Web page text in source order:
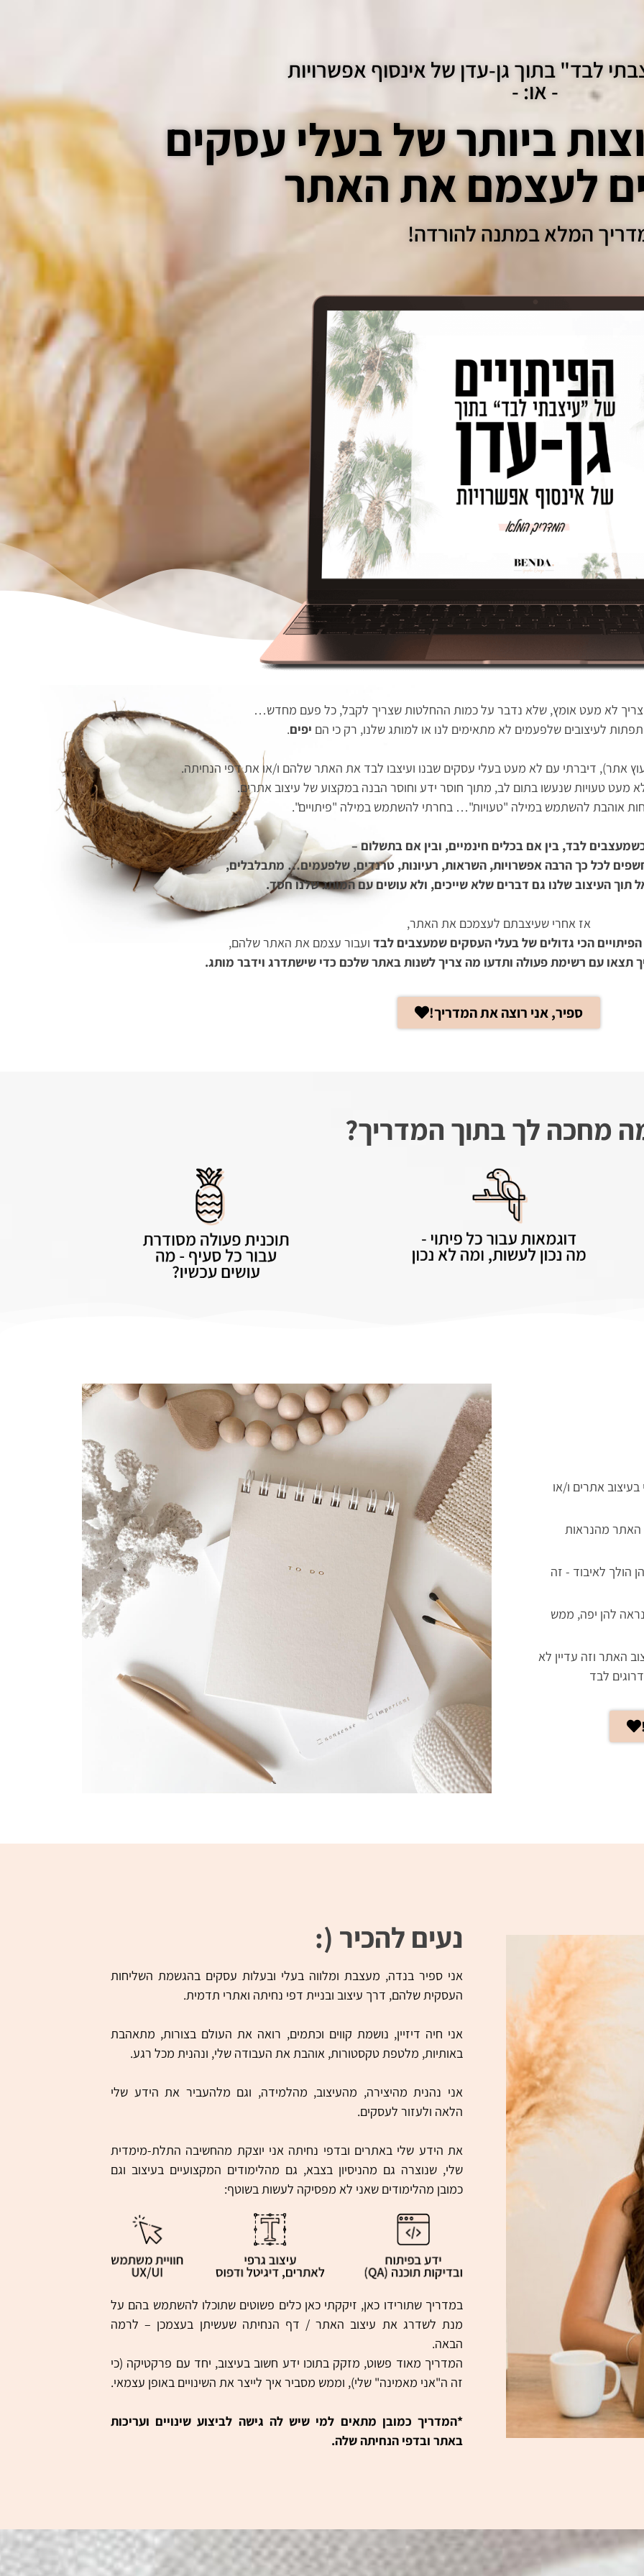
לבד" בתוך גן-עדן של אינסוף אפשרויות
- או: -
ביותר של בעלי עסקים
לעצמם את האתר
המלא במתנה להורדה!
צריך לא מעט אומץ, שלא נדבר על כמות ההחלטות שצריך לקבל, כל פעם מחדש…
לעיצובים שלפעמים לא מתאימים לנו או למותג שלנו, רק כי הם יפים.
ייעוץ אתר), דיברתי עם לא מעט בעלי עסקים שבנו ועיצבו לבד את האתר שלהם ו/או את דפי הנחיתה.
מעט טעויות שנעשו בתום לב, מתוך חוסר ידע וחוסר הבנה במקצוע של עיצוב אתרים.
פחות אוהבת להשתמש במילה "טעויות"… בחרתי להשתמש במילה "פיתויים".
לבד, בין אם בכלים חינמיים, ובין אם בתשלום –
לכל כך הרבה אפשרויות, השראות, רעיונות, טרנדים, שלפעמים… מתבלבלים,
תוך העיצוב שלנו גם דברים שלא שייכים, ולא עושים עם המותג שלנו חסד.
אז אחרי שעיצבתם לעצמכם את האתר,
הכי גדולים של בעלי העסקים שמעצבים לבד ועבור עצמם את האתר שלהם,
תצאו עם רשימת פעולה ותדעו מה צריך לשנות באתר שלכם כדי שישתדרג וידבר מותג.
ספיר, אני רוצה את המדריך!
מחכה לך בתוך המדריך?
אתרים ו/או
האתר מהנראות
הולך לאיבוד - זה
להן יפה, ממש
האתר וזה עדיין לא
לבד
נעים להכיר (:
אני ספיר בנדה, מעצבת ומלווה בעלי ובעלות עסקים בהגשמת השליחות
העסקית שלהם, דרך עיצוב ובניית דפי נחיתה ואתרי תדמית.
אני חיה דיזיין, נושמת קווים וכתמים, רואה את העולם בצורות, מתאהבת
באותיות, מלטפת טקסטורות, אוהבת את העבודה שלי, ונהנית מכל רגע.
אני נהנית מהיצירה, מהעיצוב, מהלמידה, וגם מלהעביר את הידע שלי
הלאה ולעזור לעסקים.
את הידע שלי באתרים ובדפי נחיתה אני יוצקת מהחשיבה התלת-מימדית
שלי, שנוצרה גם מהניסיון בצבא, גם מהלימודים המקצועיים בעיצוב וגם
כמובן מהלימודים שאני לא מפסיקה לעשות בשוטף:
במדריך שתורידו כאן, זיקקתי כאן כלים פשוטים שתוכלו להשתמש בהם על
מנת לשדרג את עיצוב האתר / דף הנחיתה שעשיתן בעצמכן – לרמה
הבאה.
המדריך מאוד פשוט, מזקק בתוכו ידע חשוב בעיצוב, יחד עם פרקטיקה (כי
זה ה"אני מאמינה" שלי), וממש מסביר איך לייצר את השינויים באופן עצמאי.
*המדריך כמובן מתאים למי שיש לה גישה לביצוע שינויים ועריכות
באתר ובדפי הנחיתה שלה.